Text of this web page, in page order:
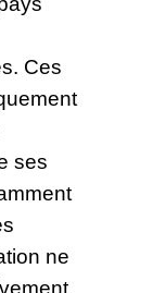
Ces
ses
ne